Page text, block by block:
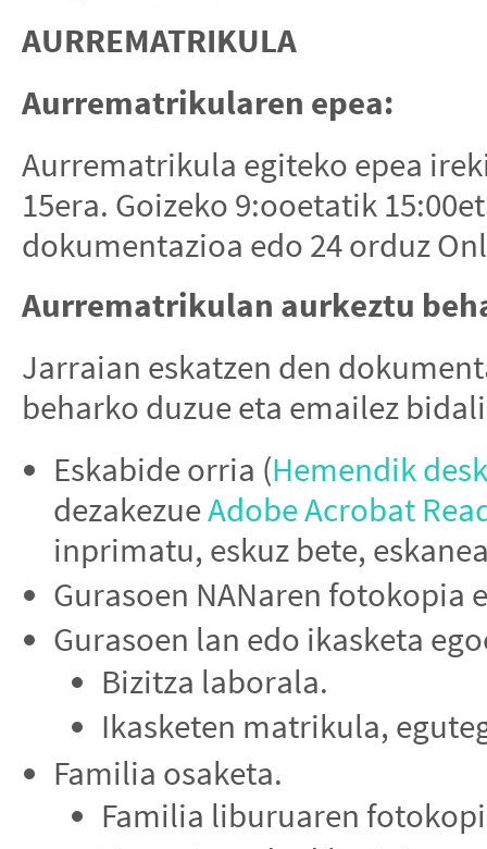
AURREMATRIKULA
Aurrematrikularen epea:
Aurrematrikula egiteko epea
15era. Goizeko 9:ooetatik
dokumentazioa edo 24 orduz
Aurrematrikulan aurkeztu
Jarraian eskatzen den
beharko duzue eta emailez
Eskabide orria (Hemendik
dezakezueAdobe Acrobat
inprimatu, eskuz bete,
Gurasoen NANaren fotokopia
Gurasoen lan edo ikasketa
Bizitza laborala.
Ikasketen matrikula,
Familia osaketa.
Familia liburuaren